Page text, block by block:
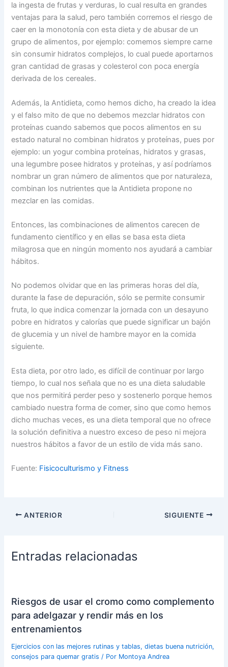
la ingesta de frutas y verduras, lo cual resulta en grandes
ventajas para la salud, pero también corremos el riesgo de
caer en la monotonía con esta dieta y de abusar de un
grupo de alimentos, por ejemplo: comemos siempre carne
sin consumir hidratos complejos, lo cual puede aportarnos
gran cantidad de grasas y colesterol con poca energía
derivada de los cereales.
Además, la Antidieta, como hemos dicho, ha creado la idea
y el falso mito de que no debemos mezclar hidratos con
proteínas cuando sabemos que pocos alimentos en su
estado natural no combinan hidratos y proteínas, pues por
ejemplo: un yogur combina proteínas, hidratos y grasas,
una legumbre posee hidratos y proteínas, y así podríamos
nombrar un gran número de alimentos que por naturaleza,
combinan los nutrientes que la Antidieta propone no
mezclar en las comidas.
Entonces, las combinaciones de alimentos carecen de
fundamento científico y en ellas se basa esta dieta
milagrosa que en ningún momento nos ayudará a cambiar
hábitos.
No podemos olvidar que en las primeras horas del día,
durante la fase de depuración, sólo se permite consumir
fruta, lo que indica comenzar la jornada con un desayuno
pobre en hidratos y calorías que puede significar un bajón
de glucemia y un nivel de hambre mayor en la comida
siguiente.
Esta dieta, por otro lado, es difícil de continuar por largo
tiempo, lo cual nos señala que no es una dieta saludable
que nos permitirá perder peso y sostenerlo porque hemos
cambiado nuestra forma de comer, sino que como hemos
dicho muchas veces, es una dieta temporal que no ofrece
la solución definitiva a nuestro exceso de peso ni mejora
nuestros hábitos a favor de un estilo de vida más sano.
Fuente: Fisicoculturismo y Fitness
ANTERIOR SIGUIENTE
Entradas relacionadas
Riesgos de usar el cromo como complemento
para adelgazar y rendir más en los
entrenamientos
Ejercicios con las mejores rutinas y tablas, dietas buena nutrición,
consejos para quemar gratis / Por Montoya Andrea